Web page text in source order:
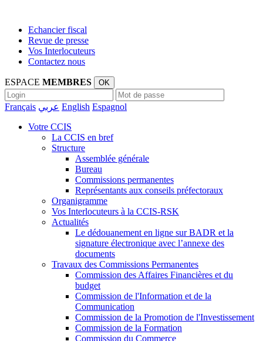
Echancier fiscal
Revue de presse
Vos Interlocuteurs
Contactez nous
ESPACE MEMBRES OK
Français عربي English Espagnol
Votre CCIS
La CCIS en bref
Structure
Assemblée générale
Bureau
Commissions permanentes
Représentants aux conseils préfectoraux
Organigramme
Vos Interlocuteurs à la CCIS-RSK
Actualités
Le dédouanement en ligne sur BADR et la
signature électronique avec l’annexe des
documents
Travaux des Commissions Permanentes
Commission des Affaires Financières et du
budget
Commission de l'Information et de la
Communication
Commission de la Promotion de l'Investissement
Commission de la Formation
Commission du Commerce